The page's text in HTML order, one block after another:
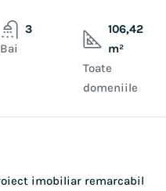
3
Bai
106,42
m²
Toate
domeniile
imobiliar remarcabil